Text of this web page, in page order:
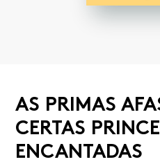
AS PRIMAS
CERTAS
ENCANTADAS